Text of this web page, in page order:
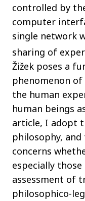
controlled by
computer
single network
sharing of
Žižek poses a
phenomenon of
the human
human beings
article, I adopt
philosophy,
concerns
especially
assessment of
philosophico-